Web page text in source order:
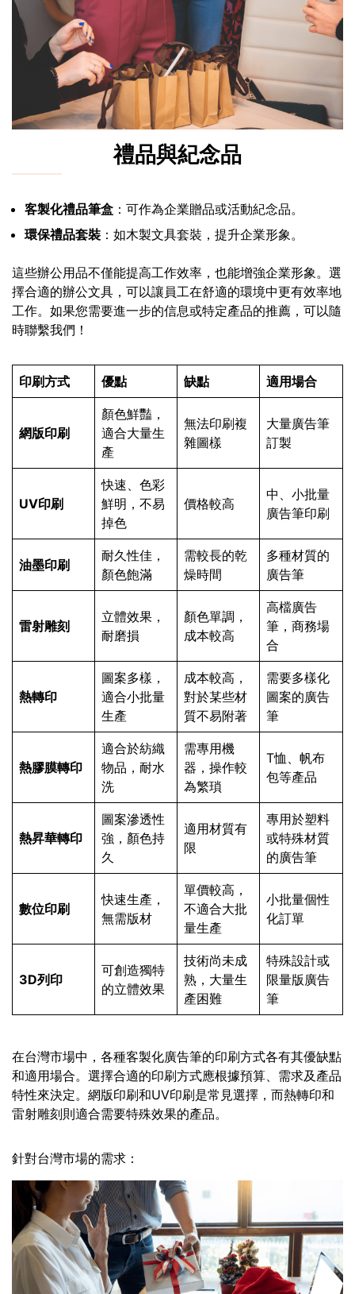
禮品與紀念品
客製化禮品筆盒 ：可作為企業贈品或活動紀念品。
環保禮品套裝 ：如木製文具套裝，提升企業形象。
這些辦公用品不僅能提高工作效率，也能增強企業形象。選
擇合適的辦公文具，可以讓員工在舒適的環境中更有效率地
工作。如果您需要進一步的信息或特定產品的推薦，可以隨
時聯繫我們！
印刷方式 優點 缺點 適用場合
網版印刷
顏色鮮豔，
適合大量生
產
無法印刷複
雜圖樣
大量廣告筆
訂製
UV印刷
快速、色彩
鮮明，不易
掉色
價格較高
中、小批量
廣告筆印刷
油墨印刷
耐久性佳，
顏色飽滿
需較長的乾
燥時間
多種材質的
廣告筆
雷射雕刻
立體效果，
耐磨損
顏色單調，
成本較高
高檔廣告
筆，商務場
合
熱轉印
圖案多樣，
適合小批量
生產
成本較高，
對於某些材
質不易附著
需要多樣化
圖案的廣告
筆
熱膠膜轉印
適合於紡織
物品，耐水
洗
需專用機
器，操作較
為繁瑣
T恤、帆布
包等產品
熱昇華轉印
圖案滲透性
強，顏色持
久
適用材質有
限
專用於塑料
或特殊材質
的廣告筆
數位印刷
快速生產，
無需版材
單價較高，
不適合大批
量生產
小批量個性
化訂單
3D列印
可創造獨特
的立體效果
技術尚未成
熟，大量生
產困難
特殊設計或
限量版廣告
筆
在台灣市場中，各種客製化廣告筆的印刷方式各有其優缺點
和適用場合。選擇合適的印刷方式應根據預算、需求及產品
特性來決定。網版印刷和UV印刷是常見選擇，而熱轉印和
雷射雕刻則適合需要特殊效果的產品。
針對台灣市場的需求：